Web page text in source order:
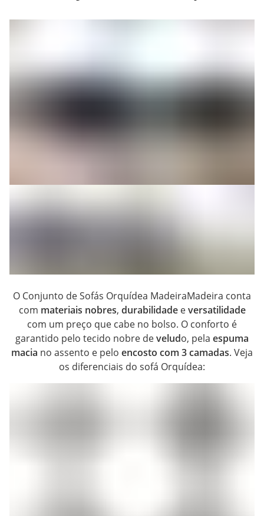
O Conjunto de Sofás Orquídea MadeiraMadeira conta
com materiais nobres, durabilidadeeversatilidade
com um preço que cabe no bolso. O conforto é
garantido pelo tecido nobre develudo, pela espuma
macia no assento e pelo encosto com 3 camadas. Veja
os diferenciais do sofá Orquídea: